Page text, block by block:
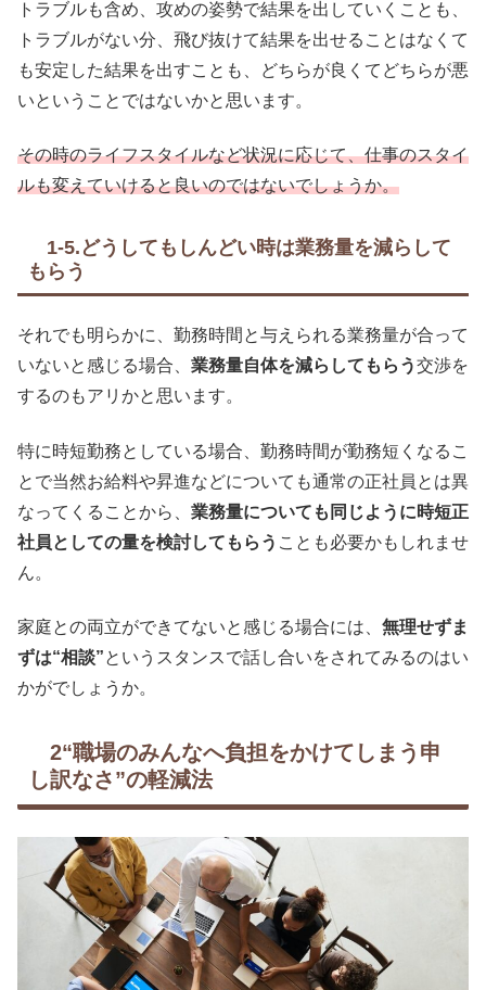
トラブルも含め、攻めの姿勢で結果を出していくことも、
トラブルがない分、飛び抜けて結果を出せることはなくて
も安定した結果を出すことも、どちらが良くてどちらが悪
いということではないかと思います。
その時のライフスタイルなど状況に応じて、仕事のスタイ
ルも変えていけると良いのではないでしょうか。
1-5.どうしてもしんどい時は業務量を減らして
もらう
それでも明らかに、勤務時間と与えられる業務量が合って
いないと感じる場合、 業務量自体を減らしてもらう交渉を
するのもアリかと思います。
特に時短勤務としている場合、勤務時間が勤務短くなるこ
とで当然お給料や昇進などについても通常の正社員とは異
なってくることから、 業務量についても同じように時短正
社員としての量を検討してもらう ことも必要かもしれませ
ん。
家庭との両立ができてないと感じる場合には、 無理せずま
ずは“相談”というスタンスで話し合いをされてみるのはい
かがでしょうか。
2“職場のみんなへ負担をかけてしまう申
し訳なさ”の軽減法